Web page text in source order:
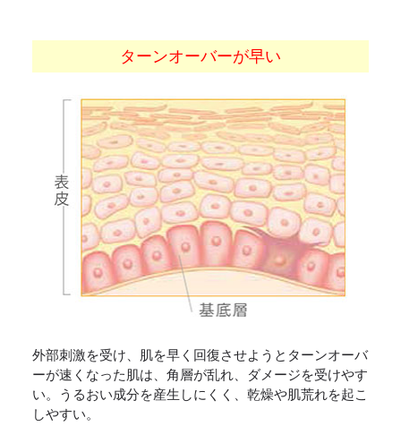
ターンオーバーが早い
外部刺激を受け、肌を早く回復させようとターンオーバ
ーが速くなった肌は、角層が乱れ、ダメージを受けやす
い。うるおい成分を産生しにくく、乾燥や肌荒れを起こ
しやすい。